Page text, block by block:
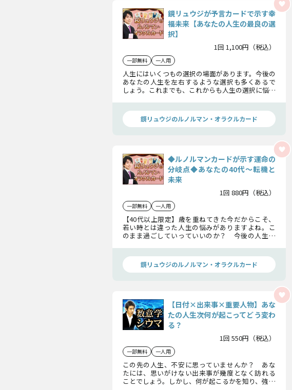
鏡リュウジが予言カードで示す幸
福未来【あなたの人生の最良の選
択】
1回 1,100円（税込）
一部無料 一人用
人生にはいくつもの選択の場面があります。今後の
あなたの人生を左右するような選択も多くあるで
しょう。これまでも、これからも人生の選択に悩む
す。
鏡リュウジのルノルマン・オラクルカード
◆ルノルマンカードが示す運命の
分岐点◆あなたの40代〜転機と
未来
1回 880円（税込）
一部無料 一人用
【40代以上限定】歳を重ねてきた今だからこそ、
若い時とは違った人生の悩みがありますよね。こ
のまま過ごしていっていいのか？ 今後の人生は
マンカードから見えてきますよ。
鏡リュウジのルノルマン・オラクルカード
【日付×出来事×重要人物】あな
たの人生次何が起こってどう変わ
る？
1回 550円（税込）
一部無料 一人用
この先の人生、不安に思っていませんか？ あな
たには、思いがけない出来事が幾度となく訪れる
ことでしょう。しかし、何が起こるかを知り、強い